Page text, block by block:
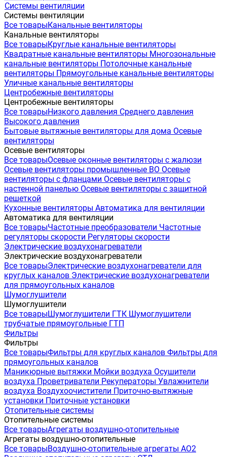
Системы вентиляции
Системы вентиляции
Все товарыКанальные вентиляторы
Канальные вентиляторы
Все товарыКруглые канальные вентиляторы
Квадратные канальные вентиляторы Многозональные
канальные вентиляторы Потолочные канальные
вентиляторы Прямоугольные канальные вентиляторы
Уличные канальные вентиляторы
Центробежные вентиляторы
Центробежные вентиляторы
Все товарыНизкого давления Среднего давления
Высокого давления
Бытовые вытяжные вентиляторы для дома Осевые
вентиляторы
Осевые вентиляторы
Все товарыОсевые оконные вентиляторы с жалюзи
Осевые вентиляторы промышленные ВО Осевые
вентиляторы с фланцами Осевые вентиляторы с
настенной панелью Осевые вентиляторы с защитной
решеткой
Кухонные вентиляторы Автоматика для вентиляции
Автоматика для вентиляции
Все товарыЧастотные преобразователи Частотные
регуляторы скорости Регуляторы скорости
Электрические воздухонагреватели
Электрические воздухонагреватели
Все товарыЭлектрические воздухонагреватели для
круглых каналов Электрические воздухонагреватели
для прямоугольных каналов
Шумоглушители
Шумоглушители
Все товарыШумоглушители ГТК Шумоглушители
трубчатые прямоугольные ГТП
Фильтры
Фильтры
Все товарыФильтры для круглых каналов Фильтры для
прямоугольных каналов
Маникюрные вытяжки Мойки воздуха Осушители
воздуха Проветриватели Рекуператоры Увлажнители
воздуха Воздухоочистители Приточно-вытяжные
установки Приточные установки
Отопительные системы
Отопительные системы
Все товарыАгрегаты воздушно-отопительные
Агрегаты воздушно-отопительные
Все товарыВоздушно-отопительные агрегаты АО2